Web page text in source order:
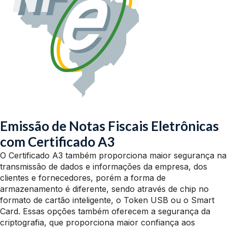
Emissão de Notas Fiscais Eletrônicas
com Certificado A3
O Certificado A3 também proporciona maior segurança na
transmissão de dados e informações da empresa, dos
clientes e fornecedores, porém a forma de
armazenamento é diferente, sendo através de chip no
formato de cartão inteligente, o Token USB ou o Smart
Card. Essas opções também oferecem a segurança da
criptografia, que proporciona maior confiança aos